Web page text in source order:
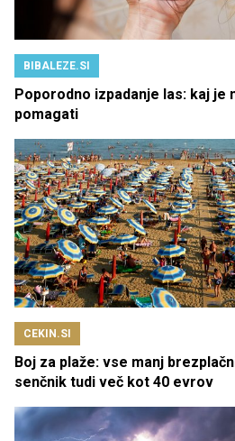
BIBALEZE.SI
Poporodno izpadanje las: kaj je
pomagati
CEKIN.SI
Boj za plaže: vse manj
senčnik tudi več kot 40 evrov